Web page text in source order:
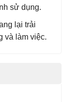
sử dụng.
lại trải
và làm việc.